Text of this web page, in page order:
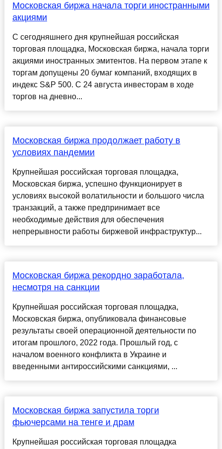
Московская биржа начала торги иностранными
акциями
С сегодняшнего дня крупнейшая российская
торговая площадка, Московская биржа, начала торги
акциями иностранных эмитентов. На первом этапе к
торгам допущены 20 бумаг компаний, входящих в
индекс S&P 500. С 24 августа инвесторам в ходе
торгов на дневно...
Московская биржа продолжает работу в
условиях пандемии
Крупнейшая российская торговая площадка,
Московская биржа, успешно функционирует в
условиях высокой волатильности и большого числа
транзакций, а также предпринимает все
необходимые действия для обеспечения
непрерывности работы биржевой инфраструктур...
Московская биржа рекордно заработала,
несмотря на санкции
Крупнейшая российская торговая площадка,
Московская биржа, опубликовала финансовые
результаты своей операционной деятельности по
итогам прошлого, 2022 года. Прошлый год, с
началом военного конфликта в Украине и
введенными антироссийскими санкциями, ...
Московская биржа запустила торги
фьючерсами на тенге и драм
Крупнейшая российская торговая площадка